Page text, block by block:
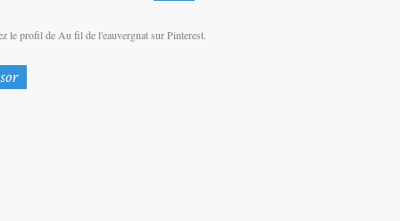
le profil de Au fil de l'eauvergnat sur Pinterest.